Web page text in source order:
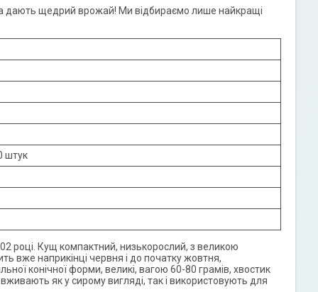
дають щедрий врожай! Ми відбираємо лише найкращі
штук
році. Кущ компактний, низькорослий, з великою
вже наприкінці червня і до початку жовтня,
конічної форми, великі, вагою 60-80 грамів, хвостик
як у сирому вигляді, так і використовують для